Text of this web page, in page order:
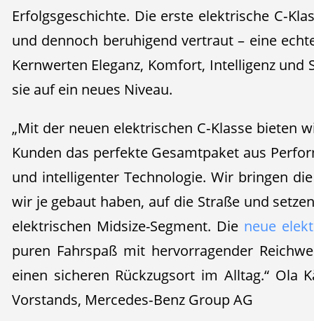
Erfolgsgeschichte. Die erste elektrische
und dennoch beruhigend vertraut – eine
Kernwerten Eleganz, Komfort, Intelligenz
sie auf ein neues Niveau.
„Mit der neuen elektrischen C‑Klasse bieten
Kunden das perfekte Gesamtpaket aus
und intelligenter Technologie. Wir bringen
wir je gebaut haben, auf die Straße und
elektrischen Midsize-Segment. Die neue
puren Fahrspaß mit hervorragender
einen sicheren Rückzugsort im Alltag.“ Ola
Vorstands, Mercedes‑Benz Group AG